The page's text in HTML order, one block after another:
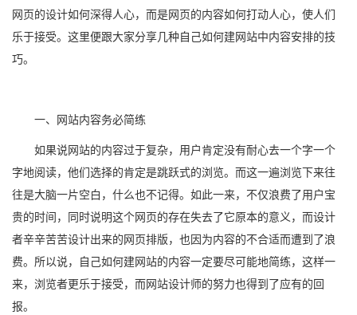
网页的设计如何深得人心，而是网页的内容如何打动人心，使人们
乐于接受。这里便跟大家分享几种自己如何建网站中内容安排的技
巧。
一、网站内容务必简练
如果说网站的内容过于复杂，用户肯定没有耐心去一个字一个
字地阅读，他们选择的肯定是跳跃式的浏览。而这一遍浏览下来往
往是大脑一片空白，什么也不记得。如此一来，不仅浪费了用户宝
贵的时间，同时说明这个网页的存在失去了它原本的意义，而设计
者辛辛苦苦设计出来的网页排版，也因为内容的不合适而遭到了浪
费。所以说，自己如何建网站的内容一定要尽可能地简练，这样一
来，浏览者更乐于接受，而网站设计师的努力也得到了应有的回
报。